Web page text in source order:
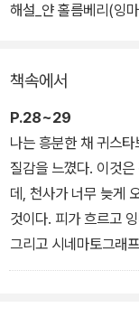
험적인 그의 작품들은
만의 예술적 원천은 어
엔 과연 무엇이 도사리
해설_얀 홀름베리(잉
책속에서
P.28~29
나는 흥분한 채 귀스
질감을 느꼈다. 이것
데, 천사가 너무 늦게
것이다. 피가 흐르고
그리고 시네마토그래